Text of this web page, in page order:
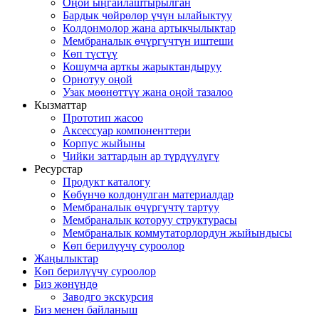
Оңой ыңгайлаштырылган
Бардык чөйрөлөр үчүн ылайыктуу
Колдонмолор жана артыкчылыктар
Мембраналык өчүргүчтүн иштеши
Көп түстүү
Кошумча арткы жарыктандыруу
Орнотуу оңой
Узак мөөнөттүү жана оңой тазалоо
Кызматтар
Прототип жасоо
Аксессуар компоненттери
Корпус жыйыны
Чийки заттардын ар түрдүүлүгү
Ресурстар
Продукт каталогу
Көбүнчө колдонулган материалдар
Мембраналык өчүргүчтү тартуу
Мембраналык которуу структурасы
Мембраналык коммутаторлордун жыйындысы
Көп берилүүчү суроолор
Жаңылыктар
Көп берилүүчү суроолор
Биз жөнүндө
Заводго экскурсия
Биз менен байланыш